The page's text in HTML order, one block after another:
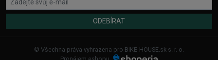
ODEBÍRAT
© Všechna práva vyhrazena pro BIKE-HOUSE.sk s. r. o.